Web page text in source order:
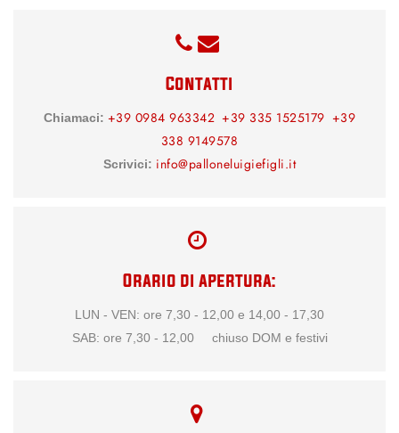
Contatti
Chiamaci: +39 0984 963342 +39 335 1525179 +39
338 9149578
Scrivici: info@palloneluigiefigli.it
Orario di apertura:
LUN - VEN: ore 7,30 - 12,00 e 14,00 - 17,30
SAB: ore 7,30 - 12,00 chiuso DOM e festivi